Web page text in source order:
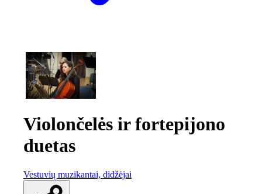
Violončelės ir fortepijono
duetas
Vestuvių muzikantai, didžėjai